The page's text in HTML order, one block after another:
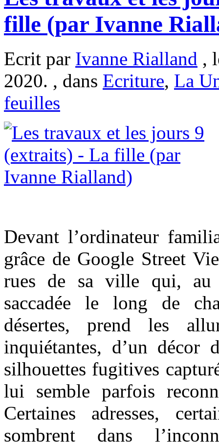
fille (par Ivanne
Ecrit par Ivanne Rialland ,
2020. , dans Ecriture, La
feuilles
Devant l’ordinateur
grâce de Google Street
rues de sa ville qui, au
saccadée le long de
désertes, prend les
inquiétantes, d’un décor
silhouettes fugitives
lui semble parfois
Certaines adresses,
sombrent dans